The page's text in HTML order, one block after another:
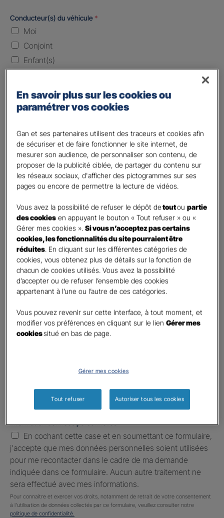
Conducteur(s) du véhicule *
Moi
Conjoint
Enfant(s)
Laissez vide ou indiquez la date envisagez
Vos informations :
Etes-vous déjà client Gan assurances ?*
Oui
Non
Civilité
Madame
Monsieur
Contact*
First Last
Téléphone*
United
States
+1
E-mail*
Information données personnelles*
En cochant cette case et en soumettant ce formulaire,
j'accepte que mes données personnelles soient utilisées
pour me recontacter dans le cadre de ma demande
indiquée dans ce formulaire. Aucun autre traitement ne
sera effectué avec mes informations.
Pour connaitre et exercer vos droits, notamment de retrait de votre consentement
à l'utilisation de données collectés par ce formulaire, veuillez consulter notre
politique de confidentialité.
En savoir plus sur les cookies ou
paramétrer vos cookies
Gan et ses partenaires utilisent des traceurs et cookies afin
de sécuriser et de faire fonctionner le site internet, de
mesurer son audience, de personnaliser son contenu, de
proposer de la publicité ciblée, de partager du contenu sur
les réseaux sociaux, d'afficher des pictogrammes sur ses
pages ou encore de permettre la lecture de vidéos.
Vous avez la possibilité de refuser le dépôt detoutoupartie
des cookies en appuyant le bouton « Tout refuser » ou «
Gérer mes cookies ».Si vous n’acceptez pas certains
cookies, les fonctionnalités du site pourraient être
réduites. En cliquant sur les différentes catégories de
cookies, vous obtenez plus de détails sur la fonction de
chacun de cookies utilisés. Vous avez la possibilité
d’accepter ou de refuser l’ensemble des cookies
appartenant à l’une ou l’autre de ces catégories.
Vous pouvez revenir sur cette interface, à tout moment, et
modifier vos préférences en cliquant sur le lienGérer mes
cookiessitué en bas de page.
Gérer mes cookies
Tout refuser Autoriser tous les cookies